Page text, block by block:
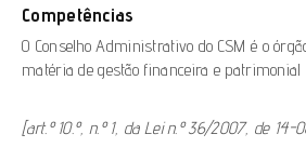
Competências
O Conselho Administrativo do CSM é o
matéria de gestão financeira e patrimonial
[art.º 10.º, n.º 1, da Lei n.º 36/2007, de 14-